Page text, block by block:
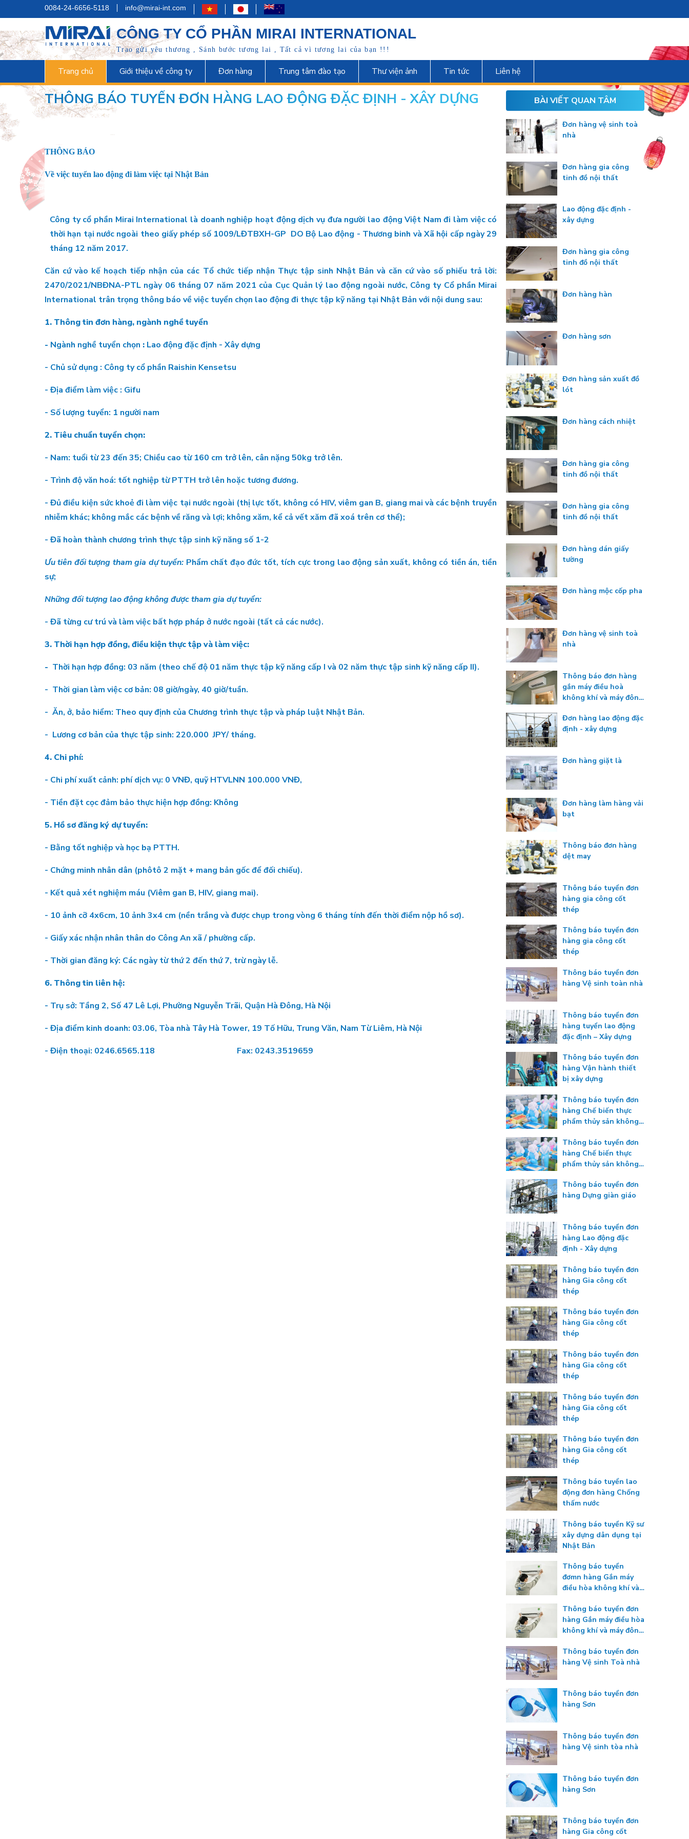
0084-24-6656-5118 info@mirai-int.com
CÔNG TY CỔ PHẦN MIRAI INTERNATIONAL
Trao gửi yêu thương , Sánh bước tương lai , Tất cả vì tương lai của bạn !!!
Trang chủ Giới thiệu về công ty Đơn hàng Trung tâm đào tạo Thư viện ảnh Tin tức Liên hệ
THÔNG BÁO TUYỂN ĐƠN HÀNG LAO ĐỘNG ĐẶC ĐỊNH - XÂY DỰNG
THÔNG BÁO
Về việc tuyển lao động đi làm việc tại Nhật Bản
Công ty cổ phần Mirai International là doanh nghiệp hoạt động dịch vụ đưa người lao động Việt Nam đi làm việc có
thời hạn tại nước ngoài theo giấy phép số 1009/LĐTBXH-GP DO Bộ Lao động - Thương binh và Xã hội cấp ngày 29
tháng 12 năm 2017.
Căn cứ vào kế hoạch tiếp nhận của các Tổ chức tiếp nhận Thực tập sinh Nhật Bản và căn cứ vào số phiếu trả lời:
2470/2021/NBĐNA-PTL ngày 06 tháng 07 năm 2021 của Cục Quản lý lao động ngoài nước, Công ty Cổ phần Mirai
International trân trọng thông báo về việc tuyển chọn lao động đi thực tập kỹ năng tại Nhật Bản với nội dung sau:
1. Thông tin đơn hàng, ngành nghề tuyển
- Ngành nghề tuyển chọn : Lao động đặc định - Xây dựng
- Chủ sử dụng : Công ty cổ phần Raishin Kensetsu
- Địa điểm làm việc : Gifu
- Số lượng tuyển: 1 người nam
2. Tiêu chuẩn tuyển chọn:
- Nam: tuổi từ 23 đến 35; Chiều cao từ 160 cm trở lên, cân nặng 50kg trở lên.
- Trình độ văn hoá: tốt nghiệp từ PTTH trở lên hoặc tương đương.
- Đủ điều kiện sức khoẻ đi làm việc tại nước ngoài (thị lực tốt, không có HIV, viêm gan B, giang mai và các bệnh truyền
nhiễm khác; không mắc các bệnh về răng và lợi; không xăm, kể cả vết xăm đã xoá trên cơ thể);
- Đã hoàn thành chương trình thực tập sinh kỹ năng số 1-2
Ưu tiên đối tượng tham gia dự tuyển: Phẩm chất đạo đức tốt, tích cực trong lao động sản xuất, không có tiền án, tiền
sự;
Những đối tượng lao động không được tham gia dự tuyển:
- Đã từng cư trú và làm việc bất hợp pháp ở nước ngoài (tất cả các nước).
3. Thời hạn hợp đồng, điều kiện thực tập và làm việc:
- Thời hạn hợp đồng: 03 năm (theo chế độ 01 năm thực tập kỹ năng cấp I và 02 năm thực tập sinh kỹ năng cấp II).
- Thời gian làm việc cơ bản: 08 giờ/ngày, 40 giờ/tuần.
- Ăn, ở, bảo hiểm: Theo quy định của Chương trình thực tập và pháp luật Nhật Bản.
- Lương cơ bản của thực tập sinh: 220.000 JPY/ tháng.
4. Chi phí:
- Chi phí xuất cảnh: phí dịch vụ: 0 VNĐ, quỹ HTVLNN 100.000 VNĐ,
- Tiền đặt cọc đảm bảo thực hiện hợp đồng: Không
5. Hồ sơ đăng ký dự tuyển:
- Bằng tốt nghiệp và học bạ PTTH.
- Chứng minh nhân dân (phôtô 2 mặt + mang bản gốc để đối chiếu).
- Kết quả xét nghiệm máu (Viêm gan B, HIV, giang mai).
- 10 ảnh cỡ 4x6cm, 10 ảnh 3x4 cm (nền trắng và được chụp trong vòng 6 tháng tính đến thời điểm nộp hồ sơ).
- Giấy xác nhận nhân thân do Công An xã / phường cấp.
- Thời gian đăng ký: Các ngày từ thứ 2 đến thứ 7, trừ ngày lễ.
6. Thông tin liên hệ:
- Trụ sở: Tầng 2, Số 47 Lê Lợi, Phường Nguyễn Trãi, Quận Hà Đông, Hà Nội
- Địa điểm kinh doanh: 03.06, Tòa nhà Tây Hà Tower, 19 Tố Hữu, Trung Văn, Nam Từ Liêm, Hà Nội
- Điện thoại: 0246.6565.118 Fax: 0243.3519659
BÀI VIẾT QUAN TÂM
Đơn hàng vệ sinh toà
nhà
Đơn hàng gia công
tinh đồ nội thất
Lao động đặc định -
xây dựng
Đơn hàng gia công
tinh đồ nội thất
Đơn hàng hàn
Đơn hàng sơn
Đơn hàng sản xuất đồ
lót
Đơn hàng cách nhiệt
Đơn hàng gia công
tinh đồ nội thất
Đơn hàng gia công
tinh đồ nội thất
Đơn hàng dán giấy
tường
Đơn hàng mộc cốp pha
Đơn hàng vệ sinh toà
nhà
Thông báo đơn hàng
gắn máy điều hoà
không khí và máy đông
Đơn hàng lao động đặc
định - xây dựng
Đơn hàng giặt là
Đơn hàng làm hàng vải
bạt
Thông báo đơn hàng
dệt may
Thông báo tuyển đơn
hàng gia công cốt
thép
Thông báo tuyển đơn
hàng gia công cốt
thép
Thông báo tuyển đơn
hàng Vệ sinh toàn nhà
Thông báo tuyển đơn
hàng tuyển lao động
đặc định – Xây dựng
Thông báo tuyển đơn
hàng Vận hành thiết
bị xây dựng
Thông báo tuyển đơn
hàng Chế biến thực
phẩm thủy sản không
Thông báo tuyển đơn
hàng Chế biến thực
phẩm thủy sản không
Thông báo tuyển đơn
hàng Dựng giàn giáo
Thông báo tuyển đơn
hàng Lao động đặc
định - Xây dựng
Thông báo tuyển đơn
hàng Gia công cốt
thép
Thông báo tuyển đơn
hàng Gia công cốt
thép
Thông báo tuyển đơn
hàng Gia công cốt
thép
Thông báo tuyển đơn
hàng Gia công cốt
thép
Thông báo tuyển đơn
hàng Gia công cốt
thép
Thông báo tuyển lao
động đơn hàng Chống
thấm nước
Thông báo tuyển Kỹ sư
xây dựng dân dụng tại
Nhật Bản
Thông báo tuyển
đơmn hàng Gắn máy
điều hòa không khí và
Thông báo tuyển đơn
hàng Gắn máy điều hòa
không khí và máy đông
Thông báo tuyển đơn
hàng Vệ sinh Toà nhà
Thông báo tuyển đơn
hàng Sơn
Thông báo tuyển đơn
hàng Vệ sinh tòa nhà
Thông báo tuyển đơn
hàng Sơn
Thông báo tuyển đơn
hàng Gia công cốt